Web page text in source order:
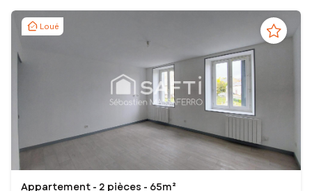
Loué
Appartement - 2 pièces - 65m²